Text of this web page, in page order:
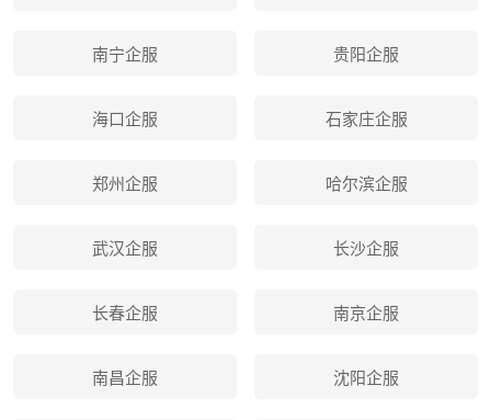
南宁企服 贵阳企服
海口企服 石家庄企服
郑州企服 哈尔滨企服
武汉企服 长沙企服
长春企服 南京企服
南昌企服 沈阳企服